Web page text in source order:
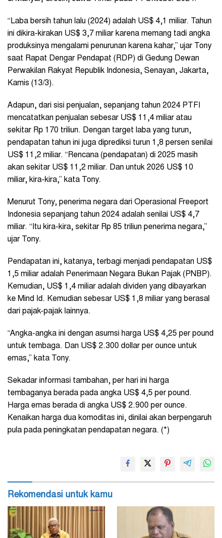
“Laba bersih tahun lalu (2024) adalah US$ 4,1 miliar. Tahun
ini dikira-kirakan US$ 3,7 miliar karena memang tadi angka
produksinya mengalami penurunan karena kahar,” ujar Tony
saat Rapat Dengar Pendapat (RDP) di Gedung Dewan
Perwakilan Rakyat Republik Indonesia, Senayan, Jakarta,
Kamis (13/3).
Adapun, dari sisi penjualan, sepanjang tahun 2024 PTFI
mencatatkan penjualan sebesar US$ 11,4 miliar atau
sekitar Rp 170 triliun. Dengan target laba yang turun,
pendapatan tahun ini juga diprediksi turun 1,8 persen senilai
US$ 11,2 miliar. “Rencana (pendapatan) di 2025 masih
akan sekitar US$ 11,2 miliar. Dan untuk 2026 US$ 10
miliar, kira-kira,” kata Tony.
Menurut Tony, penerima negara dari Operasional Freeport
Indonesia sepanjang tahun 2024 adalah senilai US$ 4,7
miliar. “Itu kira-kira, sekitar Rp 85 triliun penerima negara,”
ujar Tony.
Pendapatan ini, katanya, terbagi menjadi pendapatan US$
1,5 miliar adalah Penerimaan Negara Bukan Pajak (PNBP).
Kemudian, US$ 1,4 miliar adalah dividen yang dibayarkan
ke Mind Id. Kemudian sebesar US$ 1,8 miliar yang berasal
dari pajak-pajak lainnya.
“Angka-angka ini dengan asumsi harga US$ 4,25 per pound
untuk tembaga. Dan US$ 2.300 dollar per ounce untuk
emas,” kata Tony.
Sekadar informasi tambahan, per hari ini harga
tembaganya berada pada angka US$ 4,5 per pound.
Harga emas berada di angka US$ 2.900 per ounce.
Kenaikan harga dua komoditas ini, dinilai akan berpengaruh
pula pada peningkatan pendapatan negara. (*)
Rekomendasi untuk kamu